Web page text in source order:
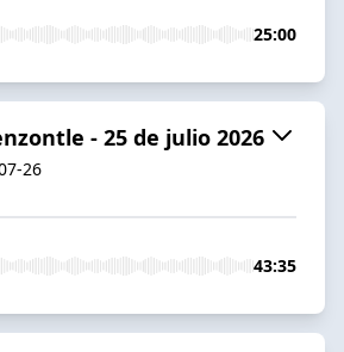
25:00
- 25 de julio 2026
26
43:35